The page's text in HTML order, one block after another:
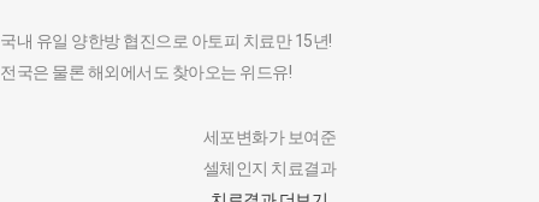
국내 유일 양한방 협진으로 아토피 치료만 15년!
전국은 물론 해외에서도 찾아오는 위드유!
세포변화가 보여준
셀체인지 치료결과